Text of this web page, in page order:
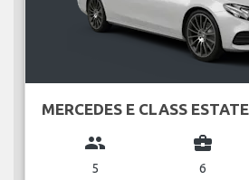
MERCEDES E CLASS ESTATE
group
5
business_center
6